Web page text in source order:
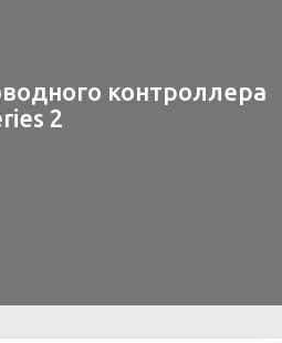
контроллера
2